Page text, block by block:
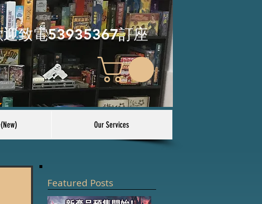
迎致電53935367訂座
Our Services
Featured Posts